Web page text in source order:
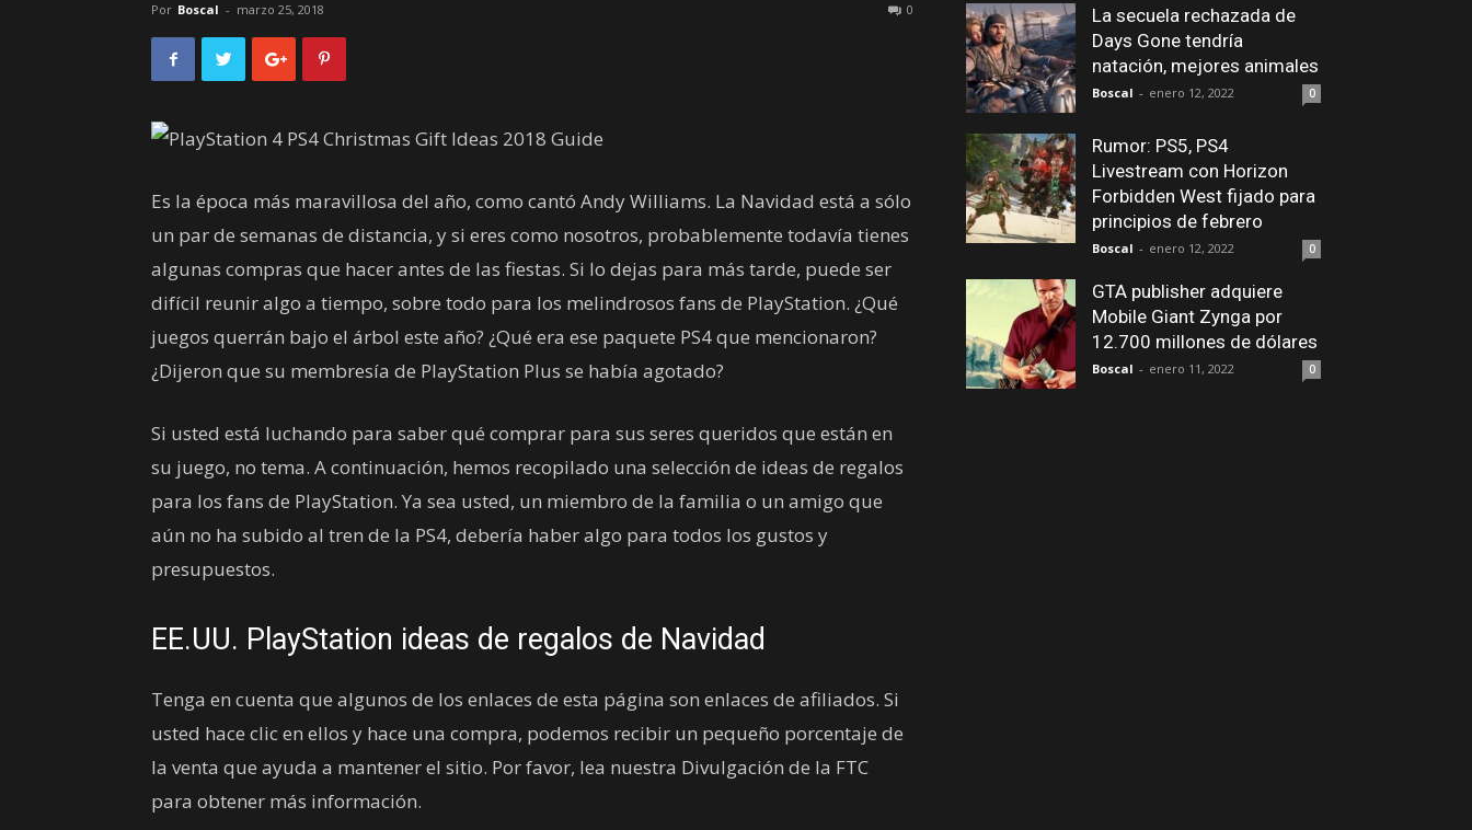
Por Boscal - marzo 25, 2018 0
Es la época más maravillosa del año, como cantó Andy Williams. La Navidad está a sólo
un par de semanas de distancia, y si eres como nosotros, probablemente todavía tienes
algunas compras que hacer antes de las fiestas. Si lo dejas para más tarde, puede ser
difícil reunir algo a tiempo, sobre todo para los melindrosos fans de PlayStation. ¿Qué
juegos querrán bajo el árbol este año? ¿Qué era ese paquete PS4 que mencionaron?
¿Dijeron que su membresía de PlayStation Plus se había agotado?
Si usted está luchando para saber qué comprar para sus seres queridos que están en
su juego, no tema. A continuación, hemos recopilado una selección de ideas de regalos
para los fans de PlayStation. Ya sea usted, un miembro de la familia o un amigo que
aún no ha subido al tren de la PS4, debería haber algo para todos los gustos y
presupuestos.
EE.UU. PlayStation ideas de regalos de Navidad
Tenga en cuenta que algunos de los enlaces de esta página son enlaces de afiliados. Si
usted hace clic en ellos y hace una compra, podemos recibir un pequeño porcentaje de
la venta que ayuda a mantener el sitio. Por favor, lea nuestra Divulgación de la FTC
para obtener más información.
La secuela rechazada de
Days Gone tendría
natación, mejores animales
Boscal - enero 12, 2022 0
Rumor: PS5, PS4
Livestream con Horizon
Forbidden West fijado para
principios de febrero
Boscal - enero 12, 2022 0
GTA publisher adquiere
Mobile Giant Zynga por
12.700 millones de dólares
Boscal - enero 11, 2022 0